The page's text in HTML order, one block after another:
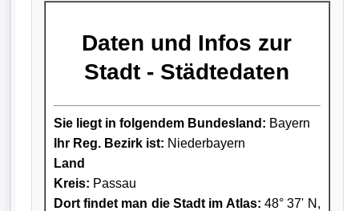
Daten und Infos zur
Stadt - Städtedaten
Sie liegt in folgendem Bundesland: Bayern
Ihr Reg. Bezirk ist: Niederbayern
Land
Kreis: Passau
Dort findet man die Stadt im Atlas: 48° 37' N,